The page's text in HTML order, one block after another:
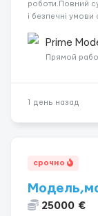
роботи.Повний
і безпечні умови
вакансія —
Prime
Прямой
1 день назад
срочно
25000 €